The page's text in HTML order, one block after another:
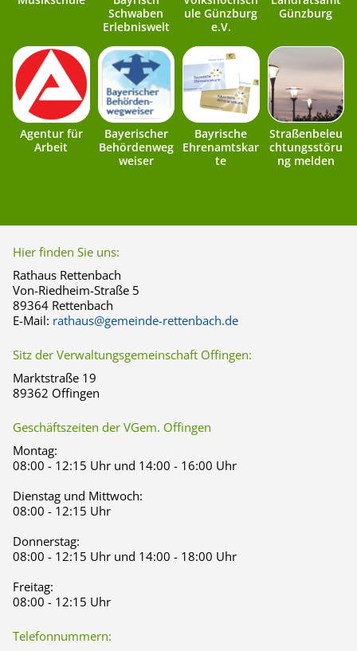
Schwaben
Erlebniswelt
ule Günzburg
e.V.
Günzburg
Agentur für
Arbeit
Bayerischer
Behördenweg
weiser
Bayrische
Ehrenamtskar
te
Straßenbeleu
chtungsstöru
ng melden
Hier finden Sie uns:
Rathaus Rettenbach
Von-Riedheim-Straße 5
89364 Rettenbach
E-Mail: rathaus@gemeinde-rettenbach.de
Sitz der Verwaltungsgemeinschaft Offingen:
Marktstraße 19
89362 Offingen
Geschäftszeiten der VGem. Offingen
Montag:
08:00 - 12:15 Uhr und 14:00 - 16:00 Uhr
Dienstag und Mittwoch:
08:00 - 12:15 Uhr
Donnerstag:
08:00 - 12:15 Uhr und 14:00 - 18:00 Uhr
Freitag:
08:00 - 12:15 Uhr
Telefonnummern: